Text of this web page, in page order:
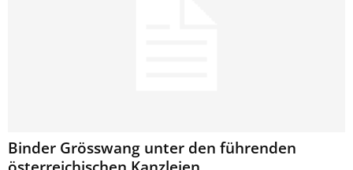
Binder Grösswang unter den führenden